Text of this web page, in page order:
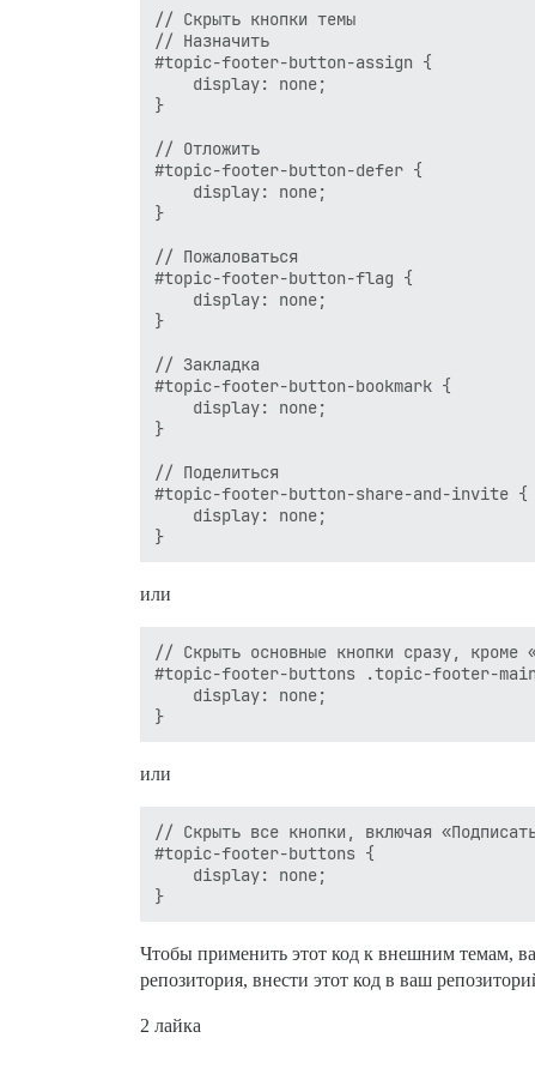
// Скрыть кнопки темы
// Назначить
#topic-footer-button-assign {
}
// Отложить
#topic-footer-button-defer {
}
// Пожаловаться
#topic-footer-button-flag {
}
// Закладка
#topic-footer-button-bookmark {
}
// Поделиться
#topic-footer-button-share-and-invite {
или
// Скрыть основные кнопки сразу, кроме
#topic-footer-buttons .topic-footer-
или
// Скрыть все кнопки, включая
#topic-footer-buttons {
Чтобы применить этот код к внешним темам,
репозитория, внести этот код в ваш
2 лайка